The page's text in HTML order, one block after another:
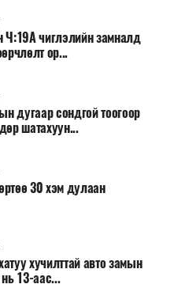
сургуулийн хүүхдийн
томуу, томуу төст
зэрэг зайлшгүй
Н.Учрал онцоллоо.
захирагч нарт
20 хувиар бууруулах,
аялал, амралт, зугаалга,
арга хэмжээг зохион
шинэ орон тоо бий
төрийн албан
ажиллуулах арга
болголоо.
Ч:19А чиглэлийн замналд
ор...
дугаар сондгой тоогоор
шатахуун...
30 хэм дулаан
хучилттай авто замын
13-аас...